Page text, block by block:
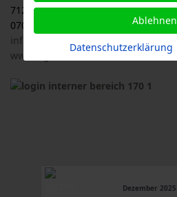
71263 Weil der Stadt
07033 / 69 23 902
info@logl-bw.de
www.logl-bw.de
Dezember 2025
Ablehnen
Datenschutzerklärung